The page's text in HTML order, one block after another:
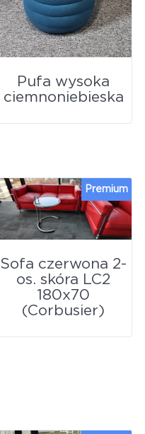
Pufa wysoka
ciemnoniebieska
Premium
Sofa czerwona 2-
os. skóra LC2
180x70
(Corbusier)